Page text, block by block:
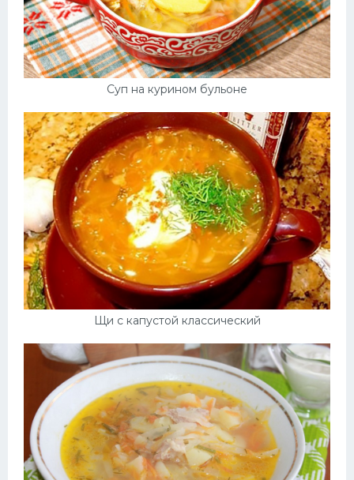
Суп на курином бульоне
Щи с капустой классический